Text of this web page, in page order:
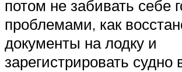
потом не забивать себе
проблемами, как
документы на лодку и
зарегистрировать